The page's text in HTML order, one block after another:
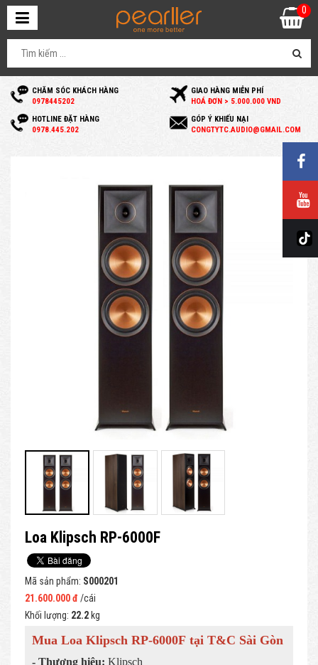
CHĂM SÓC KHÁCH HÀNG
0978445202
GIAO HÀNG MIỄN PHÍ
HOÁ ĐƠN > 5.000.000 VND
HOTLINE ĐẶT HÀNG
0978.445.202
GÓP Ý KHIẾU NẠI
CONGTYTC.AUDIO@GMAIL.COM
0
Loa Klipsch RP-6000F
Mã sản phẩm: S000201
21.600.000 đ /cái
Khối lượng: 22.2 kg
Mua Loa Klipsch RP-6000F tại T&C Sài Gòn
- Thương hiệu: Klipsch